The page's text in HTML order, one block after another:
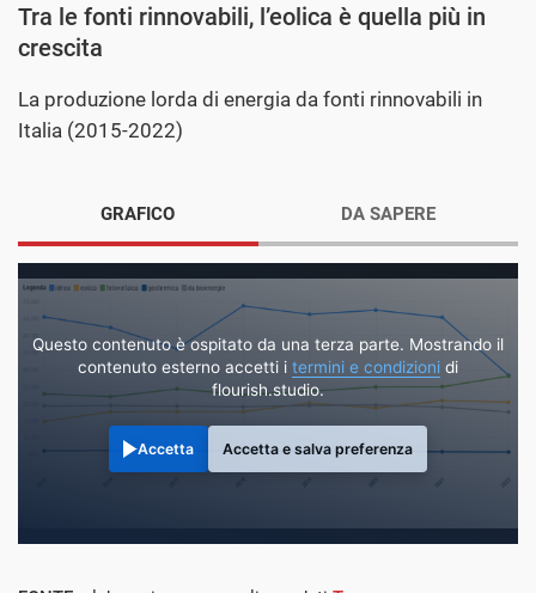
Tra le fonti rinnovabili, l’eolica è quella più in
crescita
La produzione lorda di energia da fonti rinnovabili in
Italia (2015-2022)
GRAFICO
Questo contenuto è ospitato da una terza parte. Mostrando il
contenuto esterno accetti i termini e condizioni di
flourish.studio.
Accetta Accetta e salva preferenza
DA SAPERE